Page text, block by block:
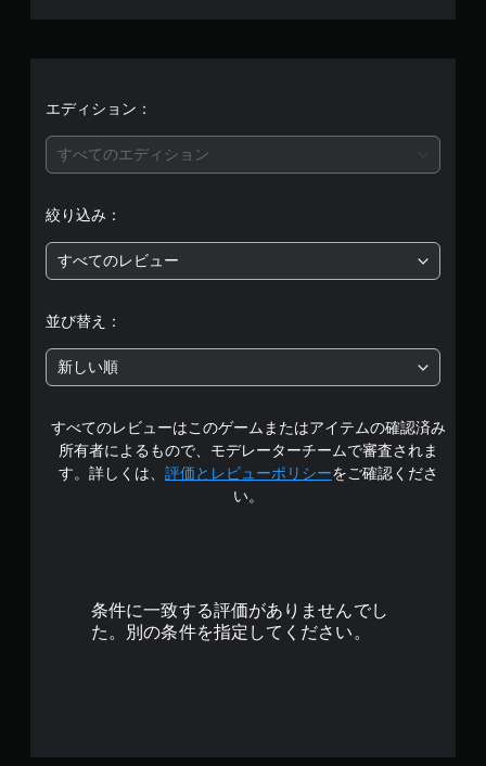
は
5
階
中
の
4
エディション：
すべてのエディション
絞り込み：
すべてのレビュー
並び替え：
新しい順
すべてのレビューはこのゲームまたはアイテムの確認済み
所有者によるもので、モデレーターチームで審査されま
す。詳しくは、 評価とレビューポリシーをご確認くださ
い。
条件に一致する評価がありませんでし
た。別の条件を指定してください。